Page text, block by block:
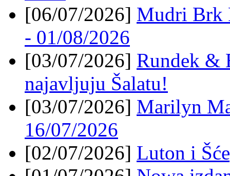
[06/07/2026] Mudri Brk
- 01/08/2026
[03/07/2026] Rundek &
najavljuju Šalatu!
[03/07/2026] Marilyn
16/07/2026
[02/07/2026] Luton i